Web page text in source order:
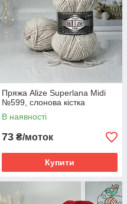
Пряжа Alize Superlana Midi
№599, слонова кістка
В наявності
73 ₴/моток
Купити